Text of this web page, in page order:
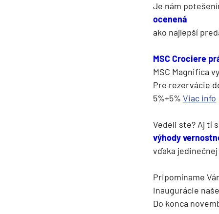
Grónsko
Island
Nórske fjordy
Nórske fjordy a
Pobaltie
Severná Európa
Britské ostrovy a Írsko
Pobrežie Európy
Severozápadná
Kanárske ostrovy,
Azorské ostrovy
Kanárske ostrovy
Je nám
ocenená
ako najlepší
MSC Crociere
MSC Magnifica
Pre rezervácie
5%+5% Viac info
Vedeli ste? Aj tí
výhody
vďaka
Pripomíname
inaugurácie
Do konca